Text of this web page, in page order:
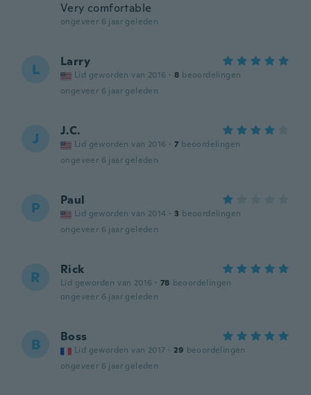
Very comfortable
ongeveer 6 jaar geleden
L Larry
Lid geworden van 2016 · 8 beoordelingen
ongeveer 6 jaar geleden
J J.C.
Lid geworden van 2016 · 7 beoordelingen
ongeveer 6 jaar geleden
P Paul
Lid geworden van 2014 · 3 beoordelingen
ongeveer 6 jaar geleden
R Rick
Lid geworden van 2016 · 78 beoordelingen
ongeveer 6 jaar geleden
B Boss
Lid geworden van 2017 · 29 beoordelingen
ongeveer 6 jaar geleden